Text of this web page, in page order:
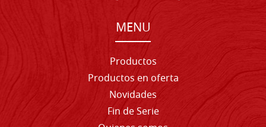
MENU
Productos
Productos en oferta
Novidades
Fin de Serie